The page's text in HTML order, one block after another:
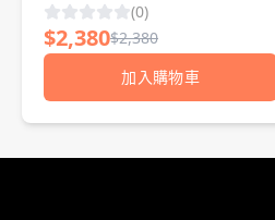
(0)
$2,380$2,380
加入購物車